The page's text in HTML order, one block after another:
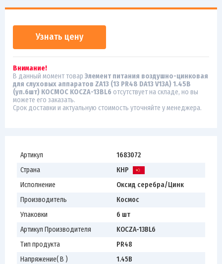
Узнать цену
Внимание!
В данный момент товар Элемент питания воздушно-цинковая
для слуховых аппаратов ZA13 (13 PR48 DA13 V13A) 1.45В
(уп.6шт) КОСМОС KOCZA-13BL6 отсутствует на складе, но вы
можете его заказать.
Срок доставки и актуальную стоимость уточняйте у менеджера.
Артикул
1683072
Страна
КНР
Исполнение
Оксид серебра/Цинк
Производитель
Космос
Упаковки
6 шт
Артикул Производителя
KOCZA-13BL6
Тип продукта
PR48
Напряжение( В )
1.45В